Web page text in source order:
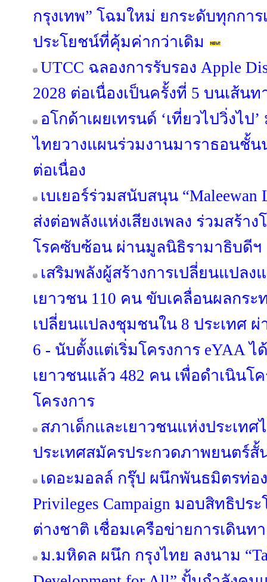
กรุงเทพ” โฉมใหม่ ยกระดับทุกกา
ประโยชน์ที่คุ้มค่ากว่าเดิม
UTCC ฉลองการรับรอง Apple
2028 ต่อเนื่องเป็นครั้งที่ 5 บนเส้นท
อโกด้าเผยเทรนด์ ‘เที่ยวไปวิ่งไป
ไทยวางแผนร่วมงานมาราธอนชั้น
ต่อเนื่อง
เบเยอร์ร่วมสนับสนุน “Maleewan
ส่งต่อพลังแห่งเสียงเพลง ร่วมสร้า
โรคซับซ้อน ผ่านมูลนิธิรามาธิบดีฯ
เสริมพลังผู้สร้างการเปลี่ยนแปล
เยาวชน 110 คน ขับเคลื่อนผลกร
เปลี่ยนแปลงชุมชนใน 8 ประเทศ ผ่
6 - นับตั้งแต่เริ่มโครงการ eYAA
เยาวชนแล้ว 482 คน เพื่อดำเนินโ
โครงการ
สภาเด็กและเยาวชนแห่งประเท
ประเทศสมัครประกวดภาพยนตร์สั้
เดอะมอลล์ กรุ๊ป ผนึกพันธมิตรท่อ
Privileges Campaign มอบสิทธิปร
ต่างชาติ เชื่อมเครือข่ายการเดินท
ม.มหิดล ผนึก กรุงไทย ลงนาม